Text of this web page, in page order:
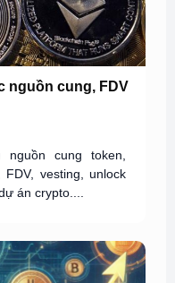
nguồn cung, FDV
cung token,
FDV, vesting, unlock
án crypto....